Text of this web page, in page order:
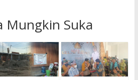
Mungkin Suka